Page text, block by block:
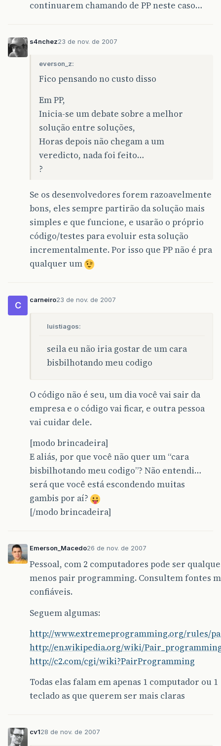
continuarem chamando de PP neste caso…
s4nchez23 de nov. de 2007
everson_z:
Fico pensando no custo disso
Em PP,
Inicia-se um debate sobre a melhor
solução entre soluções,
Horas depois não chegam a um
veredicto, nada foi feito…
?
Se os desenvolvedores forem razoavelmente
bons, eles sempre partirão da solução mais
simples e que funcione, e usarão o próprio
código/testes para evoluir esta solução
incrementalmente. Por isso que PP não é pra
qualquer um
C
carneiro23 de nov. de 2007
luistiagos:
seila eu não iria gostar de um cara
bisbilhotando meu codigo
O código não é seu, um dia você vai sair da
empresa e o código vai ficar, e outra pessoa
vai cuidar dele.
[modo brincadeira]
E aliás, por que você não quer um “cara
bisbilhotando meu codigo”? Não entendi…
será que você está escondendo muitas
gambis por aí?
[/modo brincadeira]
Emerson_Macedo26 de nov. de 2007
Pessoal, com 2 computadores pode ser
menos pair programming. Consultem fontes
confiáveis.
Seguem algumas:
http://www.extremeprogramming.org/rules/
http://en.wikipedia.org/wiki/
http://c2.com/cgi/wiki?PairProgramming
Todas elas falam em apenas 1 computador ou 1
teclado as que querem ser mais claras
cv128 de nov. de 2007